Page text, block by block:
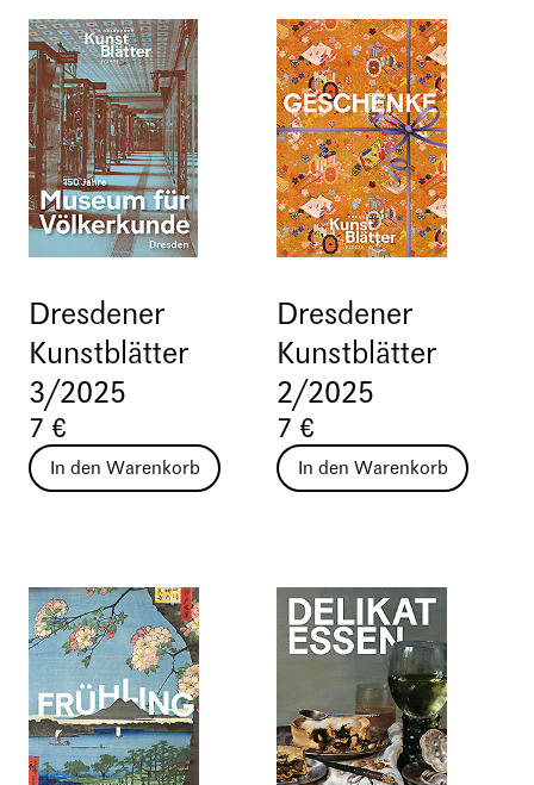
Dresdener
Kunstblätter
3/2025
7 €
In den Warenkorb
Dresdener
Kunstblätter
2/2025
7 €
In den Warenkorb